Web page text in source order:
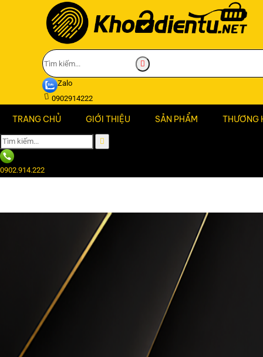
Zalo
0902914222
TRANG CHỦ GIỚI THIỆU SẢN PHẨM THƯƠNG
0902.914.222